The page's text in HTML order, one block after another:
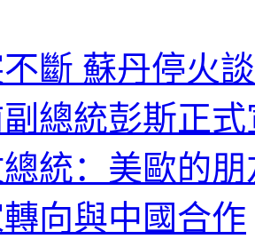
斷 蘇丹停火
總統彭斯正
統：美歐的
向與中國合作